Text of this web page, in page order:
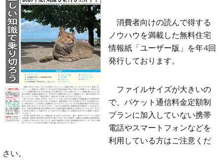
消費者向けの読んで得する
ノウハウを満載した無料住宅
情報紙「ユーザー版」を年4回
発行しております。
ファイルサイズが大きいの
で、パケット通信料金定額制
プランに加入していない携帯
電話やスマートフォンなどを
利用している方はご注意くだ
さい。